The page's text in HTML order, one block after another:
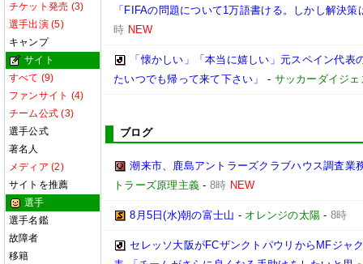
チケット発売 (3)
選手出演 (5)
キャンプ
サイト
すべて (9)
ファンサイト (4)
チーム公式 (3)
選手公式
著名人
メディア (2)
サイトを推薦
選手
選手名鑑
故障者
移籍
「FIFAの問題について1万語書ける。しかし解決策
時 NEW
「懐かしい」「本当に嬉しい」元スペイン代表
たいつでも帰って来て下さい」
- サッカーダイジ
ブログ
潮来市、鹿島アントラーズクラブハウス調査業
トラーズ原理主義 - 8時 NEW
8月5日(水)朝の富士山 - オレンジの太陽 - 8時
セレッソ大阪がFCザンクトパウリからMFジャ